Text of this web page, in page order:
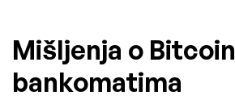
Mišljenja o Bitcoin
bankomatima